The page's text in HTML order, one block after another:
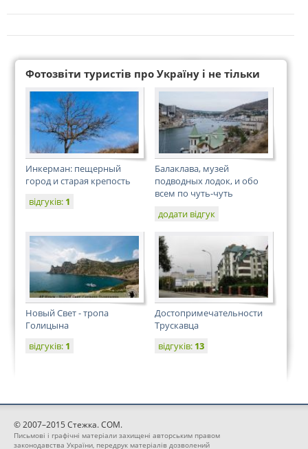
Фотозвіти туристів про Україну і не тільки
Инкерман: пещерный
город и старая крепость
відгуків: 1
Балаклава, музей
подводных лодок, и обо
всем по чуть-чуть
додати відгук
Новый Свет - тропа
Голицына
відгуків: 1
Достопримечательности
Трускавца
відгуків: 13
© 2007–2015 Стежка. COM.
Письмові і графічні матеріали захищені авторським правом
законодавства України, передрук матеріалів дозволений